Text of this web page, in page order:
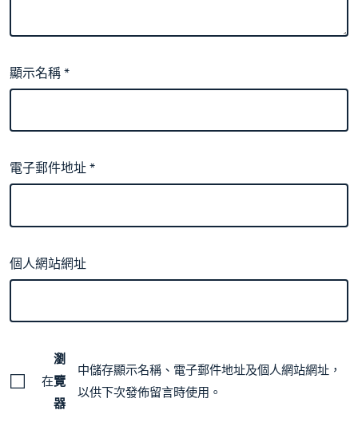
顯示名稱*
電子郵件地址*
個人網站網址
在
瀏
覽
器
中儲存顯示名稱、電子郵件地址及個人網站網址，
以供下次發佈留言時使用。